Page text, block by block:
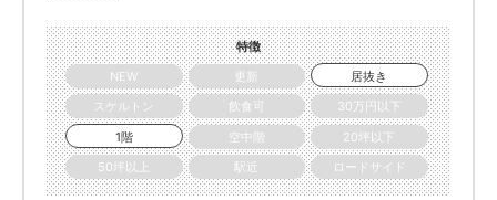
特徴
NEW
更新
居抜き
スケルトン
飲食可
30万円以下
1階
空中階
20坪以下
50坪以上
駅近 ロードサイド